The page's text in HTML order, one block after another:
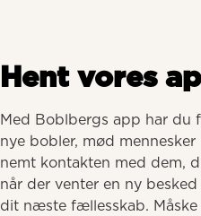
Hent vores
Med Boblbergs app har du
nye bobler, mød
nemt kontakten med dem,
når der venter en ny
dit næste fællesskab. Måske